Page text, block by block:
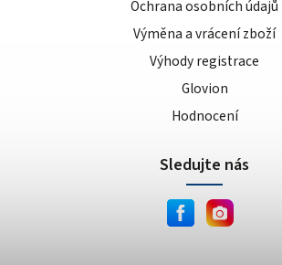
Ochrana osobních údajů
Výměna a vrácení zboží
Výhody registrace
Glovion
Hodnocení
Sledujte nás